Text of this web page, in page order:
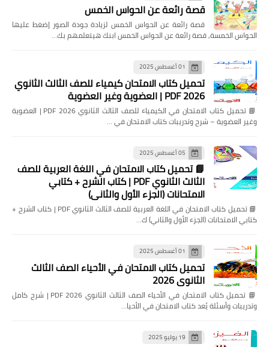
قصة رائعة عن الحواس الخمس
قصة رائعة عن الحواس الخمس لزيادة جودة الصور إضغط عليها
الحواس الخمسة, قصة رائعة عن الحواس الخمس ابنك هيتعلمهم بك…
01 أغسطس 2025
تحميل كتاب الامتحان كيمياء للصف الثالث الثانوي
2026 PDF | العضوية وغير العضوية
📘 تحميل كتاب الامتحان في الكيمياء للصف الثالث الثانوي 2026 PDF | العضوية
وغير العضوية – شرح وتدريبات كتاب الامتحان في …
05 أغسطس 2025
📘 تحميل كتاب الامتحان في اللغة العربية للصف
الثالث الثانوي PDF | كتاب الشرح + كتابي
الامتحانات (الجزء الأول والثاني)
📘 تحميل كتاب الامتحان في اللغة العربية للصف الثالث الثانوي PDF | كتاب الشرح +
كتابي الامتحانات (الجزء الأول والثاني) ك…
01 أغسطس 2025
تحميل كتاب الامتحان في الأحياء الصف الثالث
الثانوي 2026
📘 تحميل كتاب الامتحان في الأحياء الصف الثالث الثانوي 2026 PDF | شرح كامل
وتدريبات وأسئلة يُعد كتاب الامتحان في الأحيا…
19 يوليو 2025